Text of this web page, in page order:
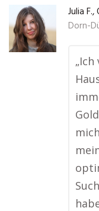
Julia
Dorn-